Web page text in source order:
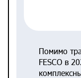
Помимо
FESCO в